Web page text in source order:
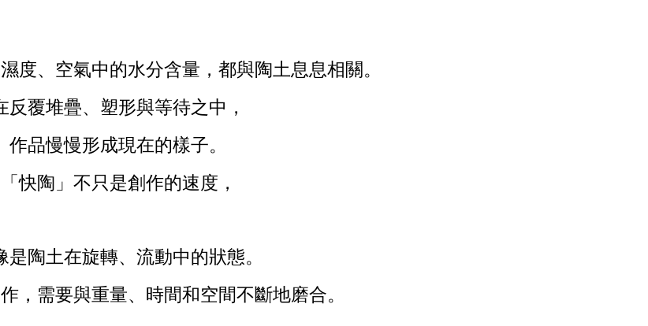
度、空氣中的水分含量，都與陶土息息相關。
反覆堆疊、塑形與等待之中，
作品慢慢形成現在的樣子。
「快陶」不只是創作的速度，
是陶土在旋轉、流動中的狀態。
，需要與重量、時間和空間不斷地磨合。